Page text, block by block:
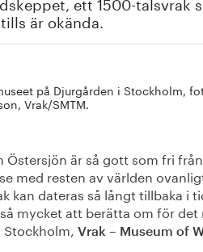
är okända.
på Djurgården i Stockholm,
Vrak/SMTM.
Östersjön är så gott som fri
med resten av världen
kan dateras så långt tillbaka i
mycket att berätta om för det
Stockholm, Vrak – Museum of